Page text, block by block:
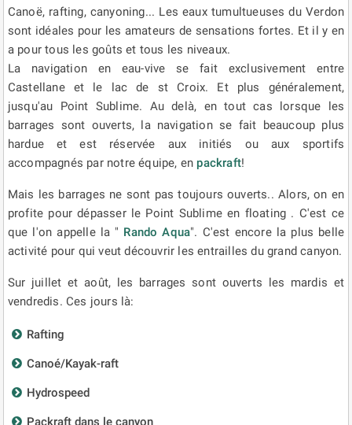
Canoë, rafting, canyoning... Les eaux tumultueuses du Verdon
sont idéales pour les amateurs de sensations fortes. Et il y en
a pour tous les goûts et tous les niveaux.
La navigation en eau-vive se fait exclusivement entre
Castellane et le lac de st Croix. Et plus généralement,
jusqu'au Point Sublime. Au delà, en tout cas lorsque les
barrages sont ouverts, la navigation se fait beaucoup plus
hardue et est réservée aux initiés ou aux sportifs
accompagnés par notre équipe, en packraft!
Mais les barrages ne sont pas toujours ouverts.. Alors, on en
profite pour dépasser le Point Sublime en floating . C'est ce
que l'on appelle la " Rando Aqua". C'est encore la plus belle
activité pour qui veut découvrir les entrailles du grand canyon.
Sur juillet et août, les barrages sont ouverts les mardis et
vendredis. Ces jours là:
Rafting
Canoé/Kayak-raft
Hydrospeed
Packraft dans le canyon